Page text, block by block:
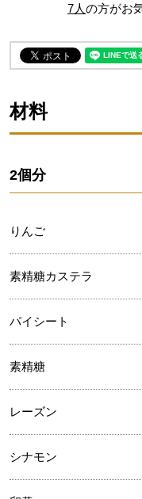
7人の方がお
材料
2個分
りんご
素精糖カステラ
パイシート
素精糖
レーズン
シナモン